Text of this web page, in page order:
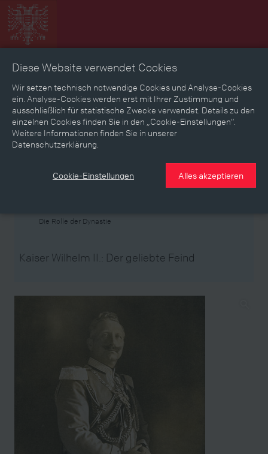
Zeitbild Zeitreise Landkarte Erinnerungen
Mediathek Textmodus
Themen Zeiträume Aspekte
Die Rolle der Dynastie
Kaiser Wilhelm II.: Der geliebte Feind
Diese Website verwendet Cookies
Wir setzen technisch notwendige Cookies und Analyse-Cookies
ein. Analyse-Cookies werden erst mit Ihrer Zustimmung und
ausschließlich für statistische Zwecke verwendet. Details zu den
einzelnen Cookies finden Sie in den „Cookie-Einstellungen“.
Weitere Informationen finden Sie in unserer
Datenschutzerklärung.
Cookie-Einstellungen Alles akzeptieren